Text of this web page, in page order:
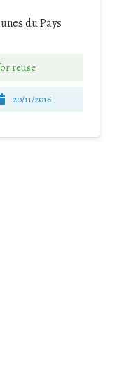
du Pays
reuse
20/11/2016